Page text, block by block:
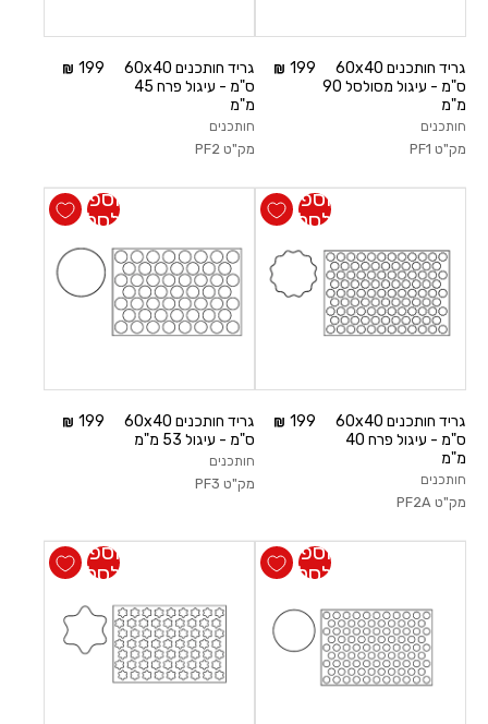
להרשמה
גריד חותכנים 60x40
ס"מ - עיגול מסולסל 90
מ"מ
חותכנים
מק"ט PF1
199
גריד חותכנים 60x40
ס"מ - עיגול פרח 45
מ"מ
חותכנים
מק"ט PF2
199
גריד חותכנים 60x40
ס"מ - עיגול פרח 40
מ"מ
חותכנים
מק"ט PF2A
199
הוספה
לסל
גריד חותכנים 60x40
ס"מ - עיגול 53 מ"מ
חותכנים
מק"ט PF3
199
הוספה
לסל
הוספה
לסל
הוספה
לסל